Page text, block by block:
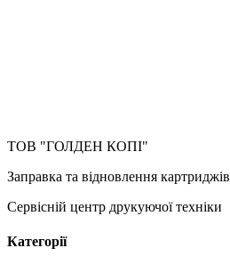
ТОВ "ГОЛДЕН КОПІ"
Заправка та відновлення картриджів
Сервісній центр друкуючої техніки
Категорії